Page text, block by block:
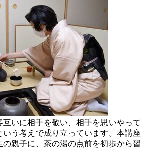
いに相手を敬い、相手を思いやって
う考えで成り立っています。本講座
親子に、茶の湯の点前を初歩から習